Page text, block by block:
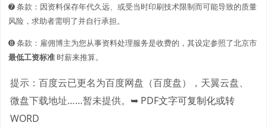
➐ 条款：因资料保存年代久远、或受当时印刷技术限制而可能导致的质量
风险，求助者需明了并自行承担。
➑ 条款：雇佣博主为您从事资料处理服务是收费的，其设定参照了北京市
最低工资标准时薪来推算。
提示：百度云已更名为百度网盘（百度盘），天翼云盘、
微盘下载地址……暂未提供。 ➥ PDF文字可复制化或转
WORD